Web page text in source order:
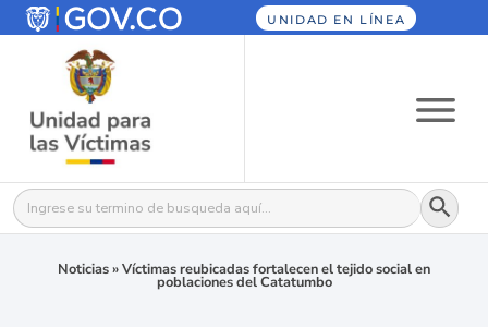
UNIDAD EN LÍNEA
Buscar: Botón
Noticias»Víctimas reubicadas fortalecen el tejido social en
poblaciones del Catatumbo